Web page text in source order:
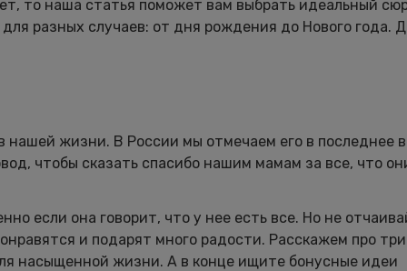
то наша статья поможет вам выбрать идеальный
разных случаев: от дня рождения до Нового года.
жизни. В России мы отмечаем его в последнее
чтобы сказать спасибо нашим мамам за все, что
если она говорит, что у нее есть все. Но не
и подарят много радости. Расскажем про
насыщенной жизни. А в конце ищите бонусные идеи